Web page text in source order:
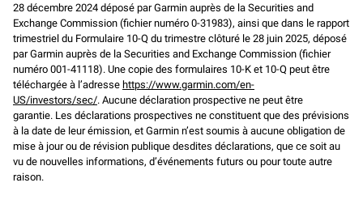
28 décembre 2024 déposé par Garmin auprès de la Securities and
Exchange Commission (fichier numéro 0-31983), ainsi que dans le rapport
trimestriel du Formulaire 10-Q du trimestre clôturé le 28 juin 2025, déposé
par Garmin auprès de la Securities and Exchange Commission (fichier
numéro 001-41118). Une copie des formulaires 10-K et 10-Q peut être
téléchargée à l’adresse https://www.garmin.com/en-
US/investors/sec/. Aucune déclaration prospective ne peut être
garantie. Les déclarations prospectives ne constituent que des prévisions
à la date de leur émission, et Garmin n’est soumis à aucune obligation de
mise à jour ou de révision publique desdites déclarations, que ce soit au
vu de nouvelles informations, d’événements futurs ou pour toute autre
raison.